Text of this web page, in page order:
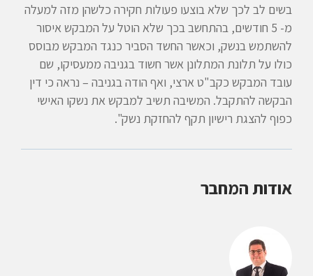
בשים לב לכך שלא בוצעו פעולות חקירה כלשהן מזה למעלה
מ- 5 חודשים, בהתחשב בכך שלא הוטל על המבקש איסור
להשתמש בנשק, וכאשר החשד הסביר כנגד המבקש מבוסס
כולו על תלונת המתלונן אשר חשוד בגניבה ממעסיקו, שם
עובד המבקש כקב"ט ארצי, ואף הודה בגניבה – נראה כי דין
הבקשה להתקבל. המשיבה תשיב למבקש את נשקו האישי
כפוף להצגת רישיון תקף להחזקת נשק".
אודות המחבר